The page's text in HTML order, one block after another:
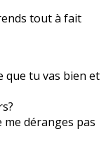
tout à fait
que tu vas bien et
déranges pas